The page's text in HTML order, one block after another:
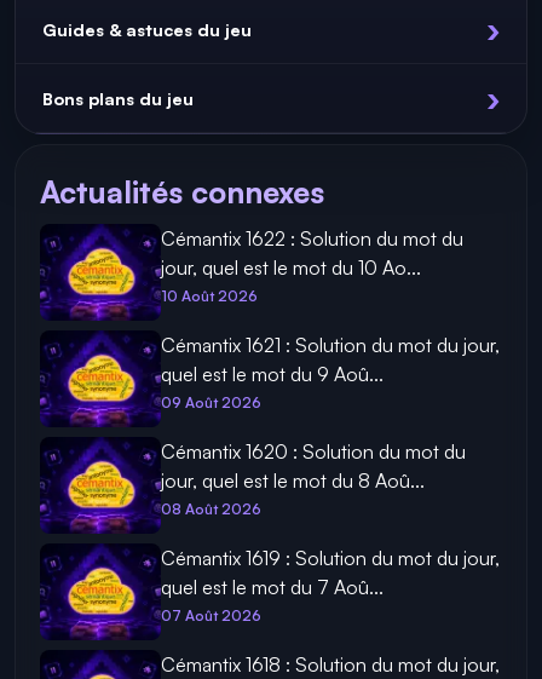
Guides & astuces du jeu
Bons plans du jeu
Actualités connexes
Cémantix 1622 : Solution du mot du
jour, quel est le mot du 10 Ao...
10 Août 2026
Cémantix 1621 : Solution du mot du jour,
quel est le mot du 9 Aoû...
09 Août 2026
Cémantix 1620 : Solution du mot du
jour, quel est le mot du 8 Aoû...
08 Août 2026
Cémantix 1619 : Solution du mot du jour,
quel est le mot du 7 Aoû...
07 Août 2026
Cémantix 1618 : Solution du mot du jour,